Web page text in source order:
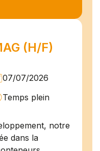
(H/F)
07/07/2026
Temps plein
notre
dans la